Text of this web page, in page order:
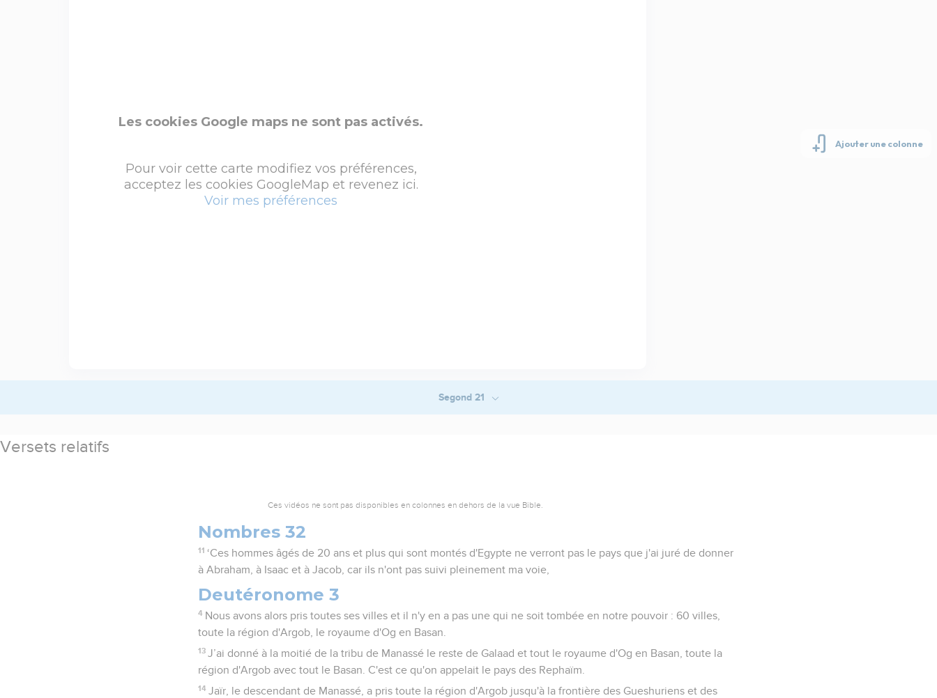
Les cookies Google maps ne sont pas activés.
Pour voir cette carte modifiez vos préférences,
acceptez les cookies GoogleMap et revenez ici.
Voir mes préférences
Segond 21
Versets relatifs
Ces vidéos ne sont pas disponibles en colonnes en dehors de la vue Bible.
Nombres 32
11 ‘Ces hommes âgés de 20 ans et plus qui sont montés d'Egypte ne verront pas le pays que j'ai juré de donner
à Abraham, à Isaac et à Jacob, car ils n'ont pas suivi pleinement ma voie,
Deutéronome 3
4 Nous avons alors pris toutes ses villes et il n'y en a pas une qui ne soit tombée en notre pouvoir : 60 villes,
toute la région d'Argob, le royaume d'Og en Basan.
13 J’ai donné à la moitié de la tribu de Manassé le reste de Galaad et tout le royaume d'Og en Basan, toute la
région d'Argob avec tout le Basan. C'est ce qu'on appelait le pays des Rephaïm.
14 Jaïr, le descendant de Manassé, a pris toute la région d'Argob jusqu'à la frontière des Gueshuriens et des